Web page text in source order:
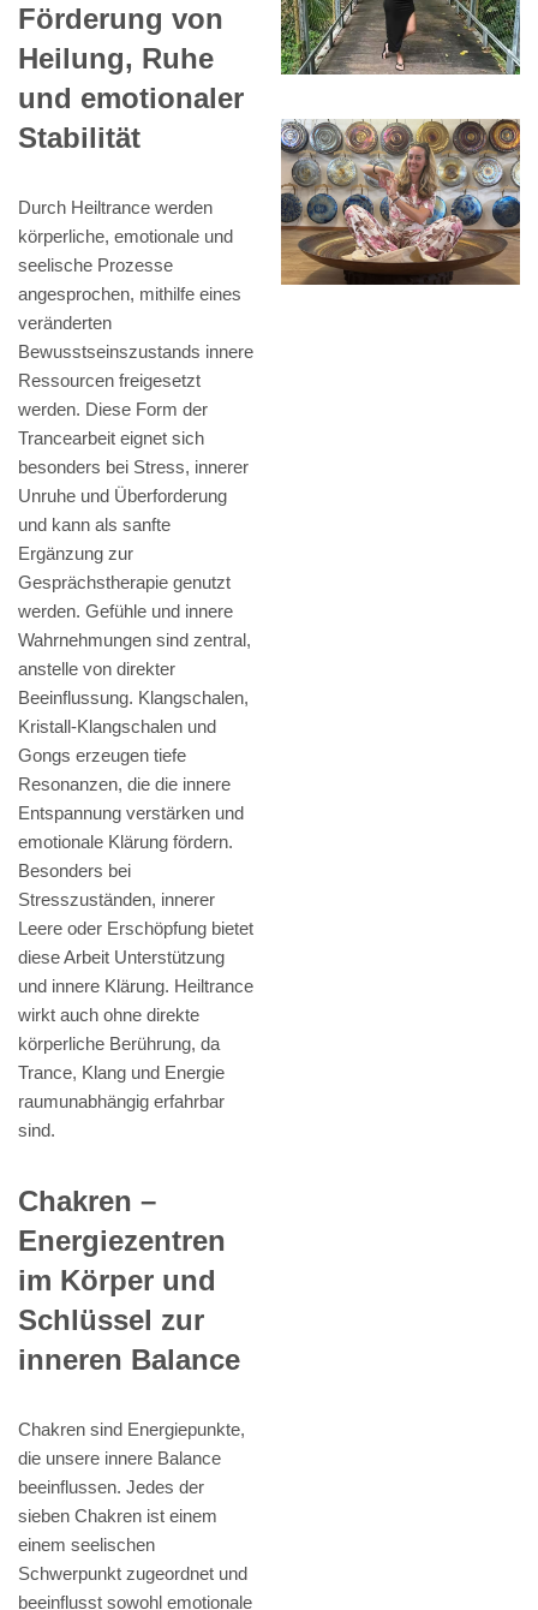
Förderung von
Heilung, Ruhe
und emotionaler
Stabilität
Durch Heiltrance werden
körperliche, emotionale und
seelische Prozesse
angesprochen, mithilfe eines
veränderten
Bewusstseinszustands innere
Ressourcen freigesetzt
werden. Diese Form der
Trancearbeit eignet sich
besonders bei Stress, innerer
Unruhe und Überforderung
und kann als sanfte
Ergänzung zur
Gesprächstherapie genutzt
werden. Gefühle und innere
Wahrnehmungen sind zentral,
anstelle von direkter
Beeinflussung. Klangschalen,
Kristall-Klangschalen und
Gongs erzeugen tiefe
Resonanzen, die die innere
Entspannung verstärken und
emotionale Klärung fördern.
Besonders bei
Stresszuständen, innerer
Leere oder Erschöpfung bietet
diese Arbeit Unterstützung
und innere Klärung. Heiltrance
wirkt auch ohne direkte
körperliche Berührung, da
Trance, Klang und Energie
raumunabhängig erfahrbar
sind.
Chakren –
Energiezentren
im Körper und
Schlüssel zur
inneren Balance
Chakren sind Energiepunkte,
die unsere innere Balance
beeinflussen. Jedes der
sieben Chakren ist einem
einem seelischen
Schwerpunkt zugeordnet und
beeinflusst sowohl emotionale